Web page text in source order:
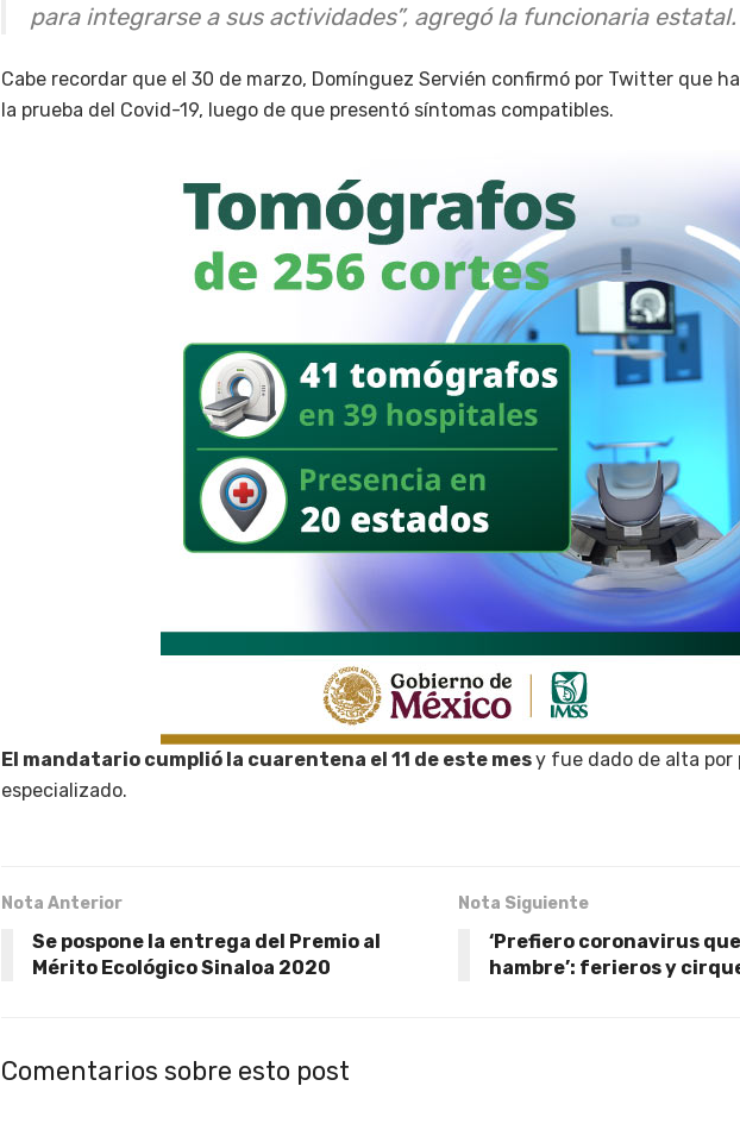
para integrarse a sus actividades”, agregó la funcionaria estatal.
Cabe recordar que el 30 de marzo, Domínguez Servién confirmó por Twitter que
la prueba del Covid-19, luego de que presentó síntomas compatibles.
El mandatario cumplió la cuarentena el 11 de este mesy fue dado de alta por
especializado.
Nota Anterior
Se pospone la entrega del Premio al
Mérito Ecológico Sinaloa 2020
Nota Siguiente
‘Prefiero coronavirus
hambre’: ferieros y
Comentarios sobre esto post